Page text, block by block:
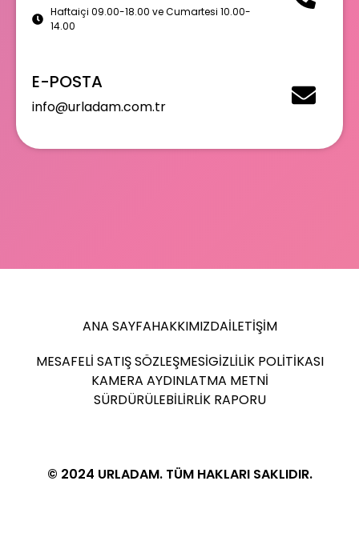
Haftaiçi 09.00-18.00 ve Cumartesi 10.00-
14.00
E-POSTA
info@urladam.com.tr
ANA SAYFAHAKKIMIZDAİLETIŞIM
MESAFELI SATIŞ SÖZLEŞMESIGIZLILIK POLITIKASI
KAMERA AYDINLATMA METNI
SÜRDÜRÜLEBILIRLIK RAPORU
© 2024 URLADAM. TÜM HAKLARI SAKLIDIR.